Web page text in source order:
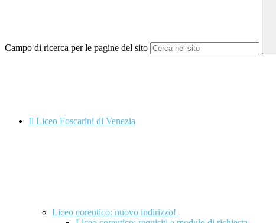
Campo di ricerca per le pagine del sito
Il Liceo Foscarini di Venezia
Liceo coreutico: nuovo indirizzo!